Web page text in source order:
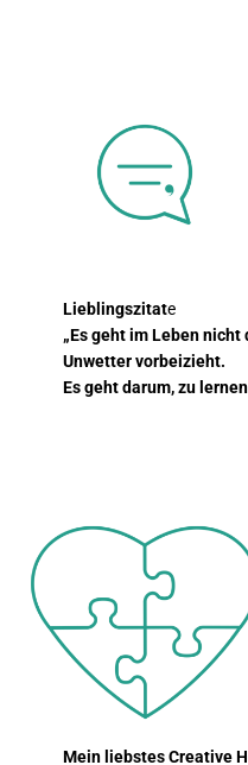
Lieblingszitate
„Es geht im Leben nicht
Unwetter vorbeizieht.
Es geht darum, zu
Mein liebstes Creative